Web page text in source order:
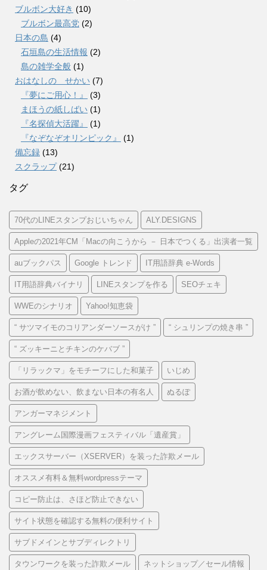
ブルボン大好き (10)
ブルボン最高党 (2)
日本の島 (4)
石垣島の生活情報 (2)
島の雑学全般 (1)
おはなしの せかい (7)
『夢にご用心！』
(3)
まほうの紙しばい (1)
『名探偵大活躍』
(1)
『なぞなぞオリンピック』
(1)
備忘録 (13)
スクラップ(21)
タグ
70代のLINEスタンプおじいちゃん ALY.DESIGNS
Appleの2021年CM「Macの向こうから － 日本でつくる」出演者一覧
auブックパス Google トレンド IT用語辞典 e-Words
IT用語辞典バイナリ LINEスタンプを作る SEOチェキ
WWEのシナリオ Yahoo!知恵袋
“ サツマイモのコリアンダーソースがけ ” “ シュリンプの焼き串 ”
“ ズッキーニとチキンのケバブ ”
「リラックマ」をモチーフにした和菓子 いじめ
お酒が飲めない、飲まない日本の有名人 ぬるぽ
アンガーマネジメント
アングレーム国際漫画フェスティバル「遺産賞」
エックスサーバー（XSERVER）を装った詐欺メール
オススメ有料＆無料wordpressテーマ
コピー防止は、さほど防止できない
サイト状態を確認する無料の便利サイト
サブドメインとサブディレクトリ
タウンワークを装った詐欺メール ネットショップ／セール情報